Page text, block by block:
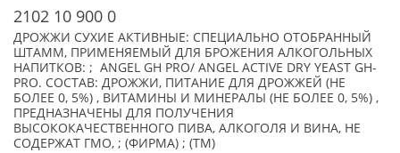
2102 10 900 0
ДРОЖЖИ СУХИЕ АКТИВНЫЕ: СПЕЦИАЛЬНО ОТОБРАННЫЙ
ШТАММ, ПРИМЕНЯЕМЫЙ ДЛЯ БРОЖЕНИЯ АЛКОГОЛЬНЫХ
НАПИТКОВ: ; ANGEL GH PRO/ ANGEL ACTIVE DRY YEAST GH-
PRO. СОСТАВ: ДРОЖЖИ, ПИТАНИЕ ДЛЯ ДРОЖЖЕЙ (НЕ
БОЛЕЕ 0, 5%) , ВИТАМИНЫ И МИНЕРАЛЫ (НЕ БОЛЕЕ 0, 5%) ,
ПРЕДНАЗНАЧЕНЫ ДЛЯ ПОЛУЧЕНИЯ
ВЫСОКОКАЧЕСТВЕННОГО ПИВА, АЛКОГОЛЯ И ВИНА, НЕ
СОДЕРЖАТ ГМО, ; (ФИРМА) ; (TM)